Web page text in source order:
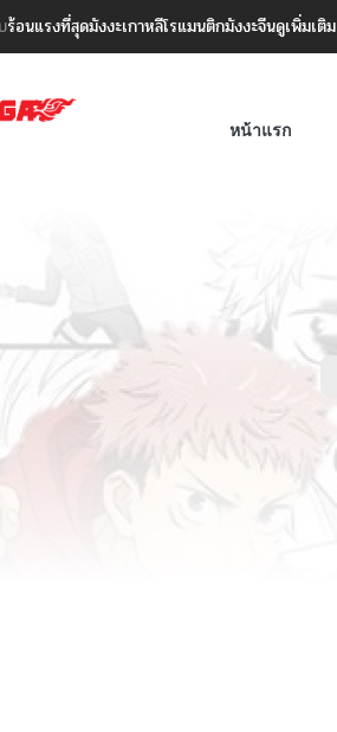
ร้อนแรงที่สุดมังงะเกาหลีโรแมนติกมังงะจีนดูเพิ่มเติม
หน้าแรก